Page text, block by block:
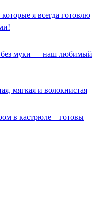
я всегда готовлю
без муки — наш любимый
мягкая и волокнистая
в кастрюле – готовы